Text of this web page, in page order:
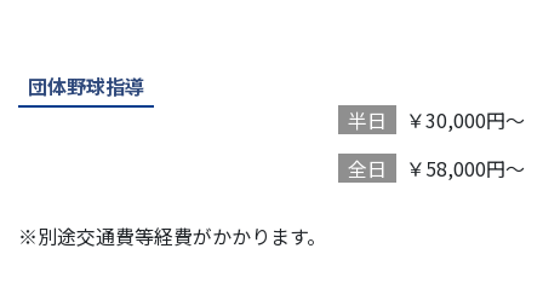
団体野球指導
半日
￥30,000円～
全日
￥58,000円～
※別途交通費等経費がかかります。